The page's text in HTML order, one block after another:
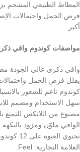
المطاط الطبيعي المشحم
فرص الحمل واحتمالات
أكبر
مواصفات كوندوم واقي
واقي ذكري عالي الجودة
يقلل فرص الحمل واحتمالات
كوندوم ناعم للشعور
سهل الاستخدام ومصمم
مصنوع من اللاتكس للتمتع
الواقي ملوّن ومزود بالنكهة.
تحتوي العبوة على 12 كوندوم ناعم.
العلامة التجارية: Feel.